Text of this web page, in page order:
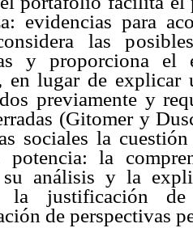
evidencias para
las
y proporciona el
en lugar de explicar
previamente y
(Gitomer y
sociales la
potencia: la
su análisis y la
la justificación
de perspectivas